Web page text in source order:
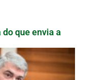
do que envia a